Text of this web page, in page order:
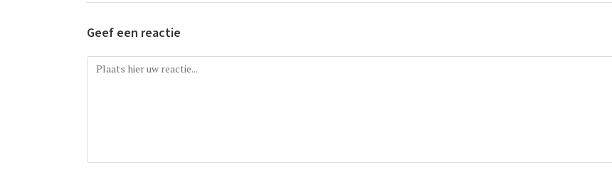
Geef een reactie
Reactie